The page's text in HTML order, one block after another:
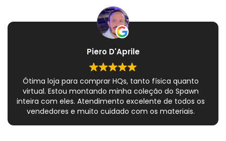
Piero D'Aprile
Ótima loja para comprar HQs, tanto física quanto
virtual. Estou montando minha coleção do Spawn
inteira com eles. Atendimento excelente de todos os
vendedores e muito cuidado com os materiais.